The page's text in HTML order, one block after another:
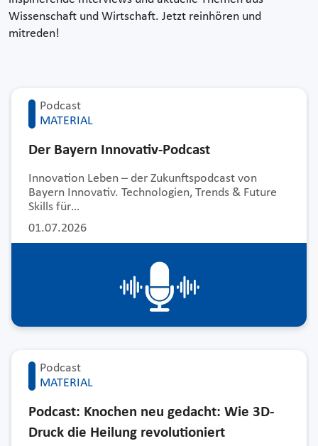
Wissenschaft und Wirtschaft. Jetzt reinhören und
mitreden!
Podcast
MATERIAL
01.07.2026
Der Bayern Innovativ-Podcast
Innovation Leben – der Zukunftspodcast von
Bayern Innovativ. Technologien, Trends & Future
Skills für…
Podcast
MATERIAL
Podcast: Knochen neu gedacht: Wie 3D-
Druck die Heilung revolutioniert